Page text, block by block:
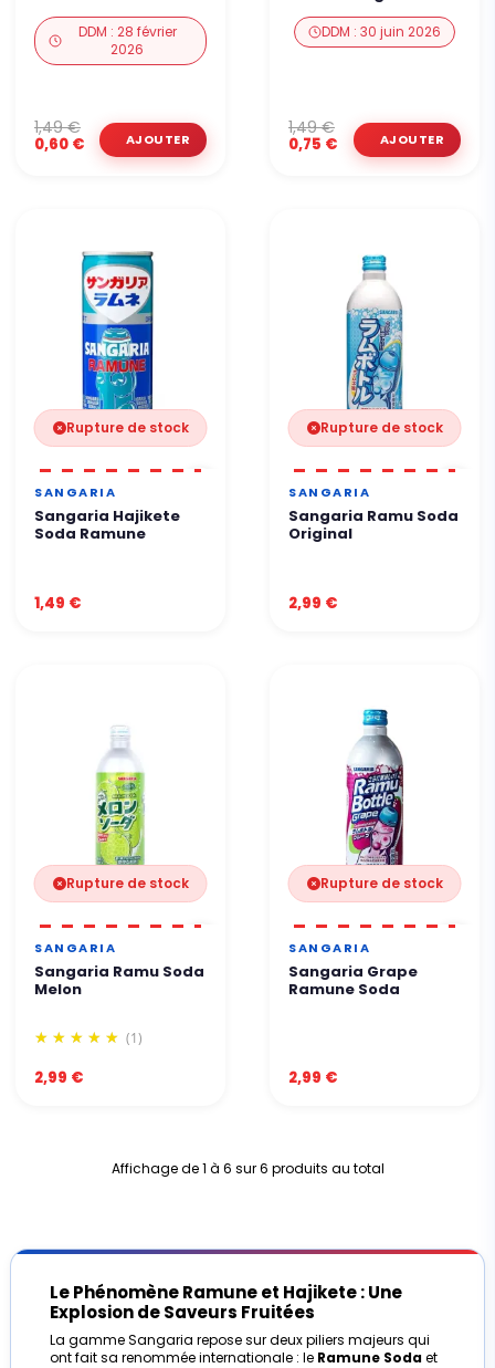
DDM : 28 février
2026
0,60 €
1,49 €
DDM : 30 juin 2026
0,75 €
1,49 €
Rupture de stock
SANGARIA
Sangaria Hajikete
Soda Ramune
1,49 €
Rupture de stock
SANGARIA
Sangaria Ramu Soda
Original
2,99 €
Rupture de stock
SANGARIA
Sangaria Ramu Soda
Melon
(1)
2,99 €
Rupture de stock
SANGARIA
Sangaria Grape
Ramune Soda
2,99 €
Affichage de 1 à 6 sur 6 produits au total
Le Phénomène Ramune et Hajikete : Une
Explosion de Saveurs Fruitées
La gamme Sangaria repose sur deux piliers majeurs qui
ont fait sa renommée internationale : le Ramune Sodaet